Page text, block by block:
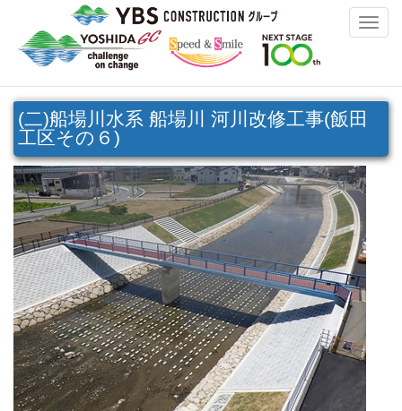
Toggle
(二)船場川水系 船場川 河川改修工事(飯田
工区その６)